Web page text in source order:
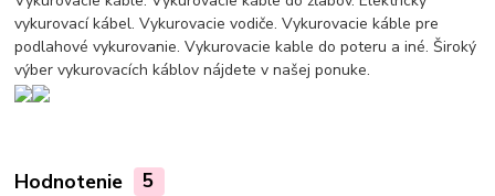
vykurovací kábel. Vykurovacie vodiče. Vykurovacie káble pre
podlahové vykurovanie. Vykurovacie kable do poteru a iné. Široký
výber vykurovacích káblov nájdete v našej ponuke.
Hodnotenie 5